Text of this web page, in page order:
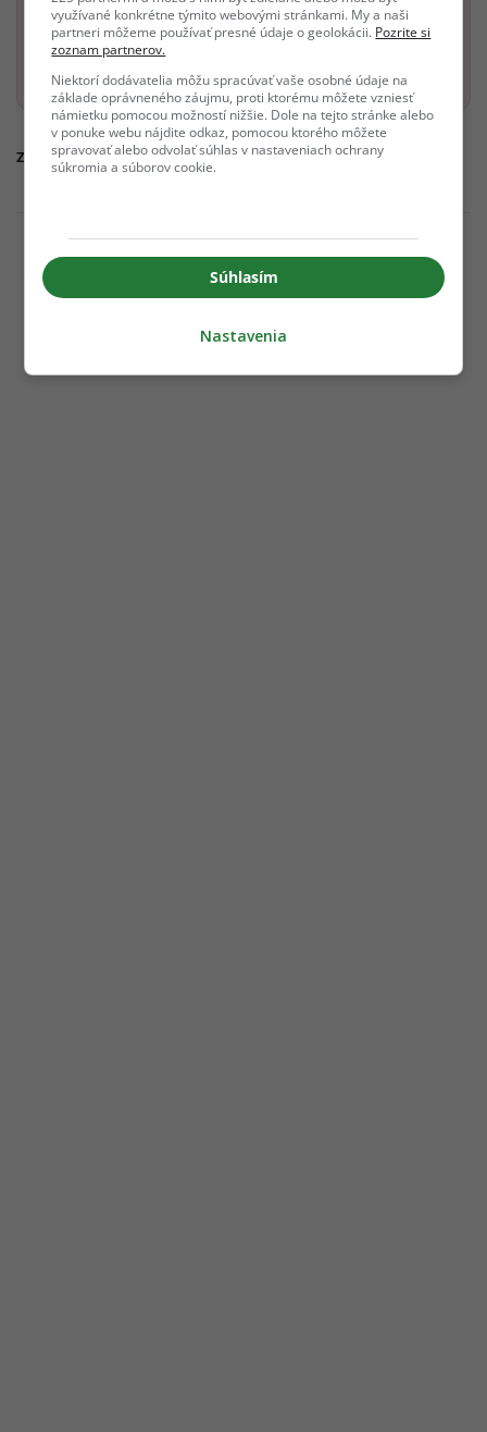
Pridať ako preferovaný zdroj
Zdroj:Vogue
využívané konkrétne týmito webovými stránkami. My a naši
partneri môžeme používať presné údaje o geolokácii. Pozrite si
zoznam partnerov.
Niektorí dodávatelia môžu spracúvať vaše osobné údaje na
základe oprávneného záujmu, proti ktorému môžete vzniesť
námietku pomocou možností nižšie. Dole na tejto stránke alebo
v ponuke webu nájdite odkaz, pomocou ktorého môžete
spravovať alebo odvolať súhlas v nastaveniach ochrany
súkromia a súborov cookie.
Súhlasím
Nastavenia